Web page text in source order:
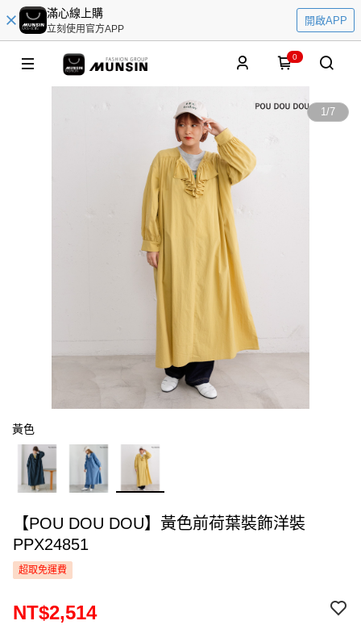
滿心線上購
立刻使用官方APP
開啟APP
0
1/7
黃色
【POU DOU DOU】黃色前荷葉裝飾洋裝
PPX24851
超取免運費
NT$2,514